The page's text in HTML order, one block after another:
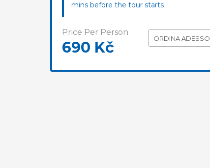
mins before the tour starts
Price Per Person
690 Kč ORDINA ADESSO